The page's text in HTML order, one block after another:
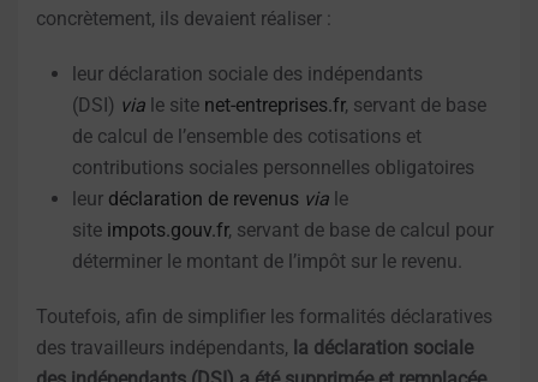
concrètement, ils devaient réaliser :
leur déclaration sociale des indépendants
(DSI) via le site net-entreprises.fr, servant de base
de calcul de l’ensemble des cotisations et
contributions sociales personnelles obligatoires
leur déclaration de revenus via le
site impots.gouv.fr, servant de base de calcul pour
déterminer le montant de l’impôt sur le revenu.
Toutefois, afin de simplifier les formalités déclaratives
des travailleurs indépendants, la déclaration sociale